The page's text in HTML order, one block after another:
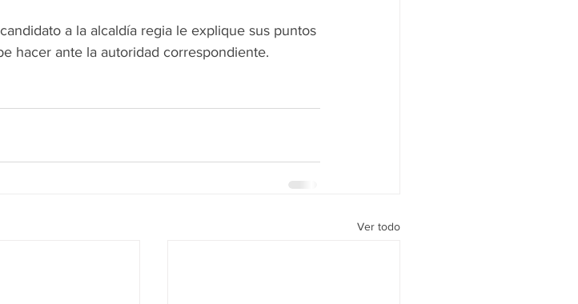
hacer ante la autoridad correspondiente.
Ver todo